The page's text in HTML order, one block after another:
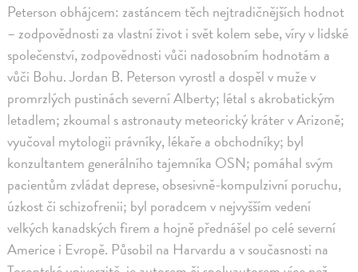
Peterson obhájcem: zastáncem těch nejtradičnějších hodnot
– zodpovědnosti za vlastní život i svět kolem sebe, víry v lidské
společenství, zodpovědnosti vůči nadosobním hodnotám a
vůči Bohu. Jordan B. Peterson vyrostl a dospěl v muže v
promrzlých pustinách severní Alberty; létal s akrobatickým
letadlem; zkoumal s astronauty meteorický kráter v Arizoně;
vyučoval mytologii právníky, lékaře a obchodníky; byl
konzultantem generálního tajemníka OSN; pomáhal svým
pacientům zvládat deprese, obsesivně-kompulzivní poruchu,
úzkost či schizofrenii; byl poradcem v nejvyšším vedení
velkých kanadských firem a hojně přednášel po celé severní
Americe i Evropě. Působil na Harvardu a v současnosti na